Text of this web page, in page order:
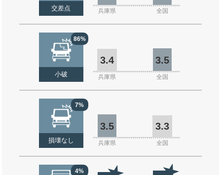
交差点 兵庫県 全国
86%
小破
3.4 3.5
兵庫県 全国
7%
損壊なし
3.5 3.3
兵庫県 全国
4%